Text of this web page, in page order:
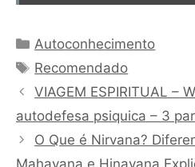
Categorias
Autoconhecimento
Tags
Recomendado
VIAGEM ESPIRITUAL –
autodefesa psiquica – 3
O Que é Nirvana?